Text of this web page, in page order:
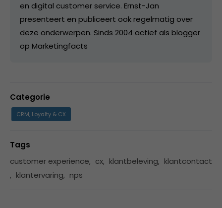
en digital customer service. Ernst-Jan
presenteert en publiceert ook regelmatig over
deze onderwerpen. Sinds 2004 actief als blogger
op Marketingfacts
Categorie
CRM, Loyalty & CX
Tags
customer experience, cx, klantbeleving, klantcontact
, klantervaring, nps